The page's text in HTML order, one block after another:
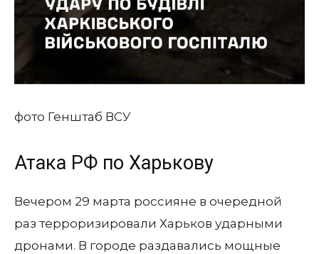
фото Генштаб ВСУ
Атака РФ по Харькову
Вечером 29 марта россияне в очередной
раз терроризировали Харьков ударными
дронами. В городе раздавались мощные